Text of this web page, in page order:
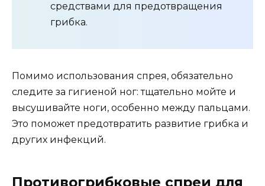
средствами для предотвращения
грибка.
Помимо использования спрея, обязательно
следите за гигиеной ног: тщательно мойте и
высушивайте ноги, особенно между пальцами.
Это поможет предотвратить развитие грибка и
других инфекций.
Противогрибковые спреи для